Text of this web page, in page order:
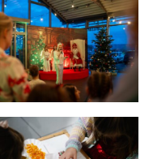
(ogólne
„RODO”),
o
z tym
2c 45-960 Opole,